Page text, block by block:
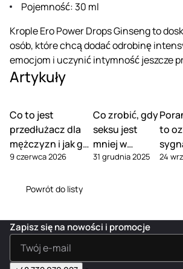
Pojemność: 30 ml
Krople Ero Power Drops Ginseng to
osób, które chcą dodać odrobinę
emocjom i uczynić intymność jeszcze
Artykuły
Co to jest
przedłużacz dla
mężczyzn i jak go
używać
9 czerwca 2026
Co zrobić, gdy
seksu jest
mniej w
związku
31 grudnia 2025
to
24
Powrót do listy
Zapisz się na nowości i promocje